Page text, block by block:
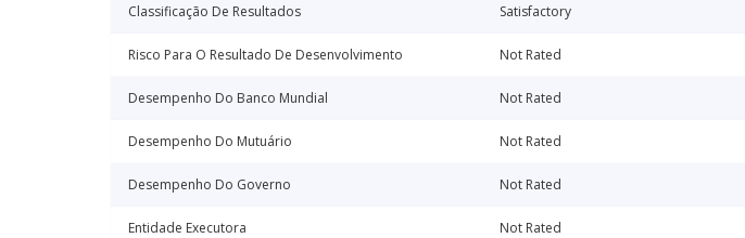
Classificação De Resultados Satisfactory
Risco Para O Resultado De Desenvolvimento Not Rated
Desempenho Do Banco Mundial Not Rated
Desempenho Do Mutuário Not Rated
Desempenho Do Governo Not Rated
Entidade Executora Not Rated